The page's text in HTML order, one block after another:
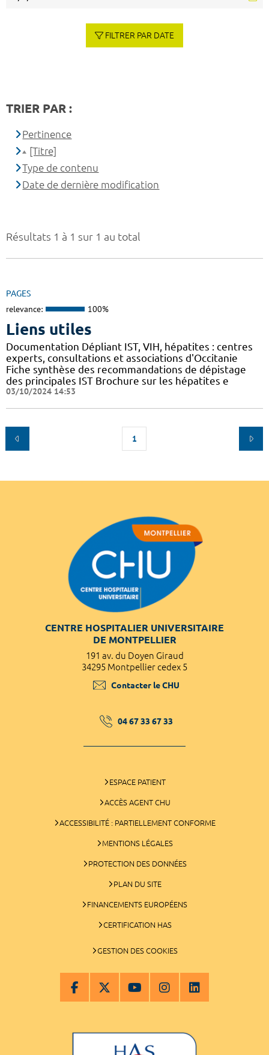
Résultats 1 à 1 sur 1 au total
PAGES
relevance: 100%
Liens utiles
Documentation Dépliant IST, VIH, hépatites : centres
experts, consultations et associations d'Occitanie
Fiche synthèse des recommandations de dépistage
des principales IST Brochure sur les hépatites e
03/10/2024 14:53
1
FILTRER PAR DATE
TRIER PAR :
Pertinence
[Titre]
Type de contenu
Date de dernière modification
CENTRE HOSPITALIER UNIVERSITAIRE
DE MONTPELLIER
191 av. du Doyen Giraud
34295 Montpellier cedex 5
Contacter le CHU
04 67 33 67 33
ESPACE PATIENT
ACCÈS AGENT CHU
ACCESSIBILITÉ : PARTIELLEMENT CONFORME
MENTIONS LÉGALES
PROTECTION DES DONNÉES
PLAN DU SITE
FINANCEMENTS EUROPÉENS
CERTIFICATION HAS
GESTION DES COOKIES